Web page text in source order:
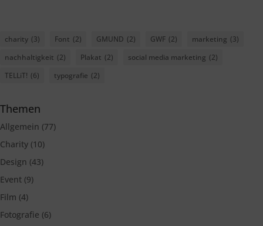
charity (3) Font (2) GMUND (2) GWF (2) marketing (3)
nachhaltigkeit (2) Plakat (2) social media marketing (2)
TELLiT! (6) typografie (2)
Themen
Allgemein (77)
Charity (10)
Design (43)
Event (9)
Film (4)
Fotografie (6)